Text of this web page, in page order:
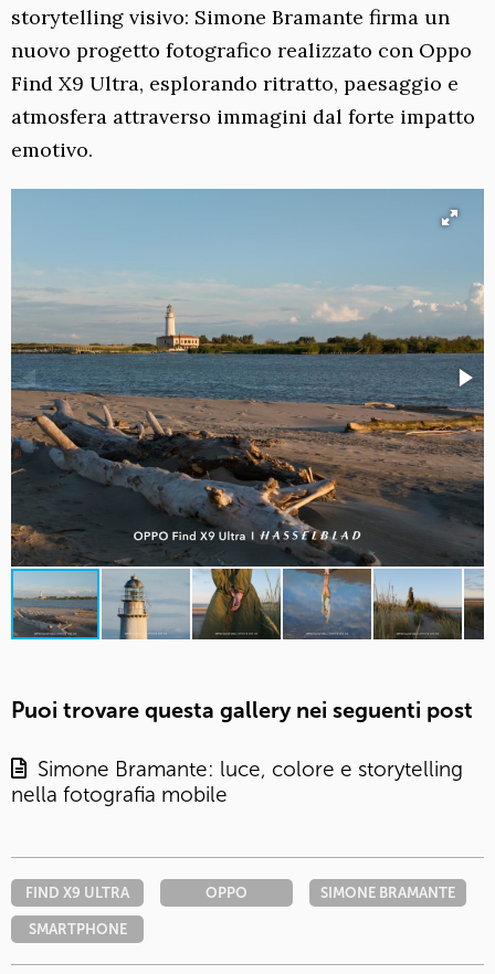
storytelling visivo: Simone Bramante firma un
nuovo progetto fotografico realizzato con Oppo
Find X9 Ultra, esplorando ritratto, paesaggio e
atmosfera attraverso immagini dal forte impatto
emotivo.
Puoi trovare questa gallery nei seguenti post
Simone Bramante: luce, colore e storytelling
nella fotografia mobile
FIND X9 ULTRA OPPO SIMONE BRAMANTE
SMARTPHONE